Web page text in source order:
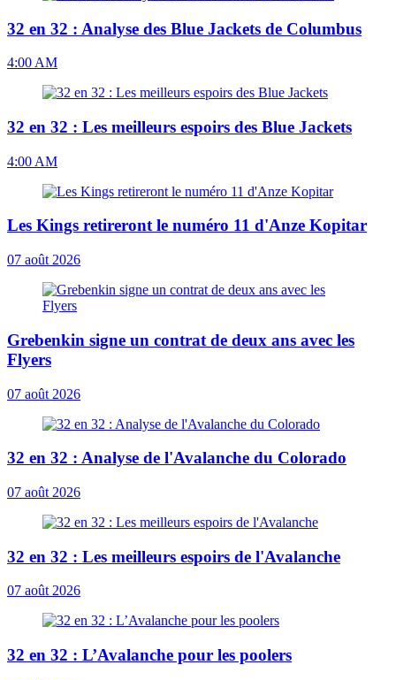
32 en 32 : Analyse des Blue Jackets de Columbus
4:00 AM
32 en 32 : Les meilleurs espoirs des Blue Jackets
4:00 AM
Les Kings retireront le numéro 11 d'Anze Kopitar
07 août 2026
Grebenkin signe un contrat de deux ans avec les
Flyers
07 août 2026
32 en 32 : Analyse de l'Avalanche du Colorado
07 août 2026
32 en 32 : Les meilleurs espoirs de l'Avalanche
07 août 2026
32 en 32 : L’Avalanche pour les poolers